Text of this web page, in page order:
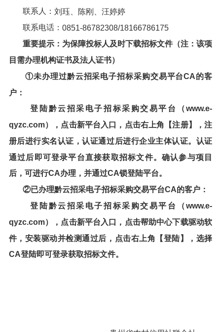
联系人： 刘珏、陈刚、汪婷婷
联系电话： 0851-86782308/18166786175
重要提示：为保障投标人及时下载招标文件（注：该项
目需办理机构证书及法人证书）
①未办理过黔云招采电子招标采购交易平台CA的客
户：
登陆黔云招采电子招标采购交易平台 （www.e-
qyzc.com），点击新平台入口，点击右上角【注册】，注
册后进行实名认证，认证通过后进行企业主体认证。认证
通过后即可登录平台直接获取招标文件。确认参与项目
后，可进行CA办理，并通过CA锁登陆平台。
②已办理黔云招采电子招标采购交易平台CA的客户：
登陆黔云招采电子招标采购交易平台（www.e-
qyzc.com），点击新平台入口，点击帮助中心下载驱动软
件，安装驱动并检测通过后，点击右上角【登陆】，选择
CA登陆即可登录获取招标文件。